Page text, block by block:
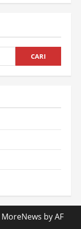
CARI
MoreNews by AF